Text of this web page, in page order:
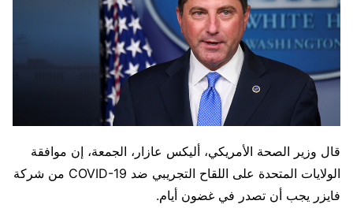
قال وزير الصحة الأمريكي، أليكس عازار، الجمعة، إن موافقة
الولايات المتحدة على اللقاح التجريبي ضد COVID-19 من شركة
فايزر يجب أن تصدر في غضون أيام.